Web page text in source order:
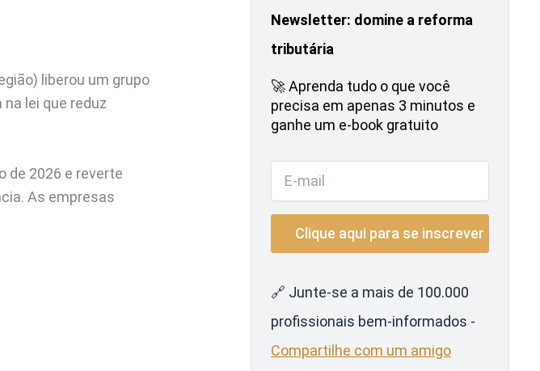
liberou um grupo
lei que reduz
de 2026 e reverte
As empresas
Newsletter: domine a reforma
tributária
🚀 Aprenda tudo o que você
precisa em apenas 3 minutos e
ganhe um e-book gratuito
🔗 Junte-se a mais de 100.000
profissionais bem-informados -
Compartilhe com um amigo